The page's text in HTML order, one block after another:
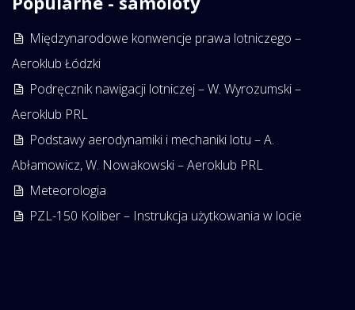
Międzynarodowe konwencje prawa lotniczego –
Aeroklub Łódzki
Podręcznik nawigacji lotniczej – W. Wyrozumski –
Aeroklub PRL
Podstawy aerodynamiki i mechaniki lotu – A.
Abłamowicz, W. Nowakowski – Aeroklub PRL
Meteorologia
PZL-150 Koliber – Instrukcja użytkowania w locie